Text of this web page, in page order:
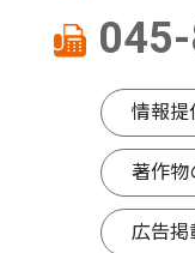
情報提
著作物
広告掲